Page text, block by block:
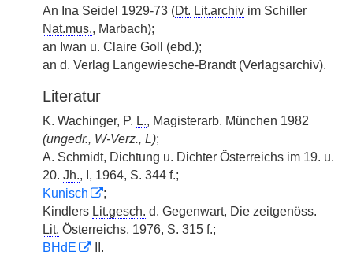
An Ina Seidel 1929-73 (Dt. Lit.archiv im Schiller
Nat.mus., Marbach);
an Iwan u. Claire Goll (ebd.);
an d. Verlag Langewiesche-Brandt (Verlagsarchiv).
Literatur
K. Wachinger, P. L., Magisterarb. München 1982
(ungedr., W-Verz., L);
A. Schmidt, Dichtung u. Dichter Österreichs im 19. u.
20. Jh., I, 1964, S. 344 f.;
Kunisch
;
Kindlers Lit.gesch. d. Gegenwart, Die zeitgenöss.
Lit. Österreichs, 1976, S. 315 f.;
BHdE
II.